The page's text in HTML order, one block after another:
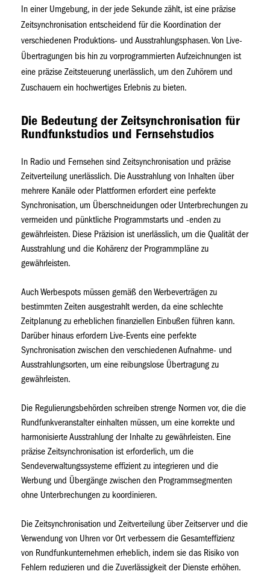
In einer Umgebung, in der jede Sekunde zählt, ist eine präzise
Zeitsynchronisation entscheidend für die Koordination der
verschiedenen Produktions- und Ausstrahlungsphasen. Von Live-
Übertragungen bis hin zu vorprogrammierten Aufzeichnungen ist
eine präzise Zeitsteuerung unerlässlich, um den Zuhörern und
Zuschauern ein hochwertiges Erlebnis zu bieten.
Die Bedeutung der Zeitsynchronisation für
Rundfunkstudios und Fernsehstudios
In Radio und Fernsehen sind Zeitsynchronisation und präzise
Zeitverteilung unerlässlich. Die Ausstrahlung von Inhalten über
mehrere Kanäle oder Plattformen erfordert eine perfekte
Synchronisation, um Überschneidungen oder Unterbrechungen zu
vermeiden und pünktliche Programmstarts und -enden zu
gewährleisten. Diese Präzision ist unerlässlich, um die Qualität der
Ausstrahlung und die Kohärenz der Programmpläne zu
gewährleisten.
Auch Werbespots müssen gemäß den Werbeverträgen zu
bestimmten Zeiten ausgestrahlt werden, da eine schlechte
Zeitplanung zu erheblichen finanziellen Einbußen führen kann.
Darüber hinaus erfordern Live-Events eine perfekte
Synchronisation zwischen den verschiedenen Aufnahme- und
Ausstrahlungsorten, um eine reibungslose Übertragung zu
gewährleisten.
Die Regulierungsbehörden schreiben strenge Normen vor, die die
Rundfunkveranstalter einhalten müssen, um eine korrekte und
harmonisierte Ausstrahlung der Inhalte zu gewährleisten. Eine
präzise Zeitsynchronisation ist erforderlich, um die
Sendeverwaltungssysteme effizient zu integrieren und die
Werbung und Übergänge zwischen den Programmsegmenten
ohne Unterbrechungen zu koordinieren.
Die Zeitsynchronisation und Zeitverteilung über Zeitserver und die
Verwendung von Uhren vor Ort verbessern die Gesamteffizienz
von Rundfunkunternehmen erheblich, indem sie das Risiko von
Fehlern reduzieren und die Zuverlässigkeit der Dienste erhöhen.